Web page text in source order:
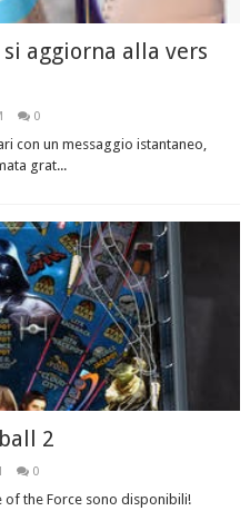
aggiorna alla vers
0
con un messaggio istantaneo,
grat...
2
0
of the Force sono disponibili!